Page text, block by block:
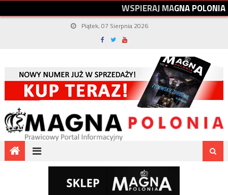
WSPIERAJMAGNAPOLONIA
Piątek, 07 Sierpnia 2026